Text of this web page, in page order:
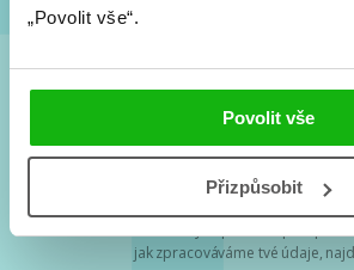
„Povolit vše“.
Povolit vše
Přizpůsobit
Souhlasím spodmínkami
Tvá e-mailová adresa je u nás v bezpečí.
jak zpracováváme tvé údaje,